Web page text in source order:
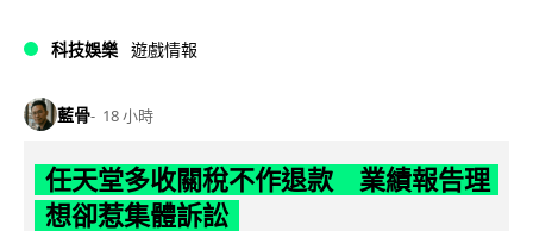
科技娛樂 遊戲情報
藍骨 18 小時
任天堂多收關稅不作退款 業績報告理
想卻惹集體訴訟